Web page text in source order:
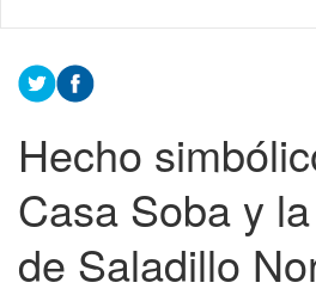
Contenido
principal
Hecho
Casa Soba y
de Saladillo